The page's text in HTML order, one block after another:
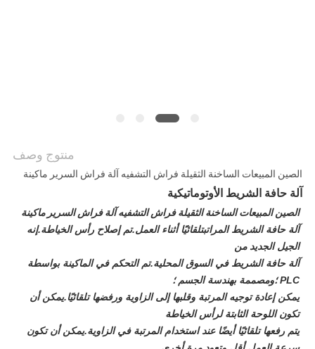
منتوج وصف
الصين المبيعات الساخنة الثقيلة فراش التشفيه آلة فراش السرير ماكينة
آلة حافة الشريط الأوتوماتيكية
الصين المبيعات الساخنة الثقيلة فراش التشفيه آلة فراش السرير ماكينة
آلة حافة الشريط المراتبتلقائيًا أثناء العمل.تم إصلاح رأس الخياطة.إنه
الجيل الجديد من
آلة حافة الشريط في السوق المحلية.تم التحكم في الماكينة بواسطة
PLC ؛ومصممة بهندسة الجسم ؛
يمكن إعادة توجيه المرتبة وقلبها إلى الزاوية ورفضها تلقائيًا.يمكن أن
تكون اللوحة الثابتة لرأس الخياطة
يتم رفعها تلقائيًا أيضًا عند استخدام المرتبة في الزاوية.يمكن أن تكون